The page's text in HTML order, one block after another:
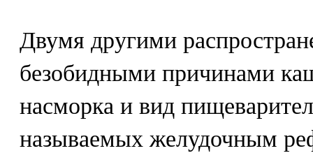
Двумя другими
безобидными причинами
насморка и вид
называемых желудочным